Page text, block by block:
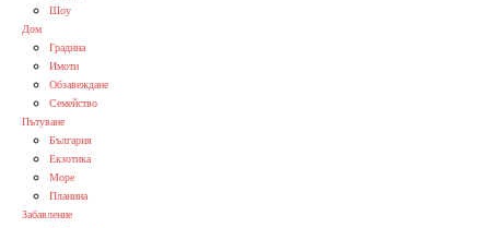
Шоу
Дом
Градина
Имоти
Обзавеждане
Семейство
Пътуване
България
Екзотика
Море
Планина
Забавление